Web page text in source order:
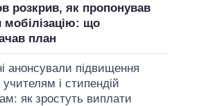
розкрив, як пропонував
мобілізацію: що
план
анонсували підвищення
і стипендій
як зростуть виплати